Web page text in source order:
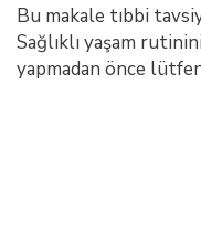
Bu makale tıbbi
Sağlıklı yaşam
yapmadan önce